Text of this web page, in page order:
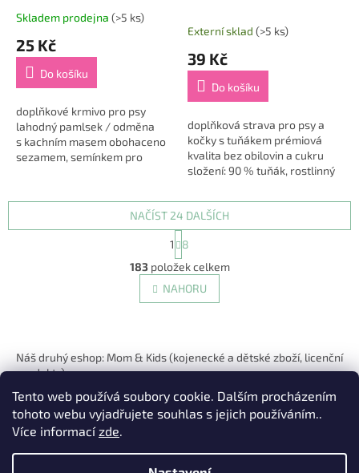
Tento web používá soubory cookie. Dalším procházením
tohoto webu vyjadřujete souhlas s jejich používáním..
Více informacízde.
45-50 g
Průměrné
produktu
5,0
5
hvězdiček.
Skladem prodejna (>5 ks)
25 Kč
Do košíku
doplňkové krmivo pro psy
lahodný pamlsek / odměna
s kachním masem obohaceno
sezamem, semínkem pro
Externí sklad (>5 ks)
39 Kč
Do košíku
doplňková strava pro psy a
kočky s tuňákem prémiová
kvalita bez obilovin a cukru
složení: 90 % tuňák, rostlinný
sorbitol hmotnost: 80 g
O
v
l
á
í
r
v
v
NAČÍST 24 DALŠÍCH
S
t
r
á
n
k
n
í
1
8
183položek celkem
NAHORU
p
Náš druhý eshop: Mom & Kids (kojenecké a dětské zboží, licenční
produkty)